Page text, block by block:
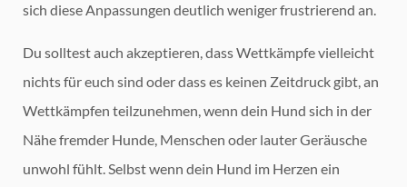
sich diese Anpassungen deutlich weniger frustrierend an.
Du solltest auch akzeptieren, dass Wettkämpfe vielleicht
nichts für euch sind oder dass es keinen Zeitdruck gibt, an
Wettkämpfen teilzunehmen, wenn dein Hund sich in der
Nähe fremder Hunde, Menschen oder lauter Geräusche
unwohl fühlt. Selbst wenn dein Hund im Herzen ein